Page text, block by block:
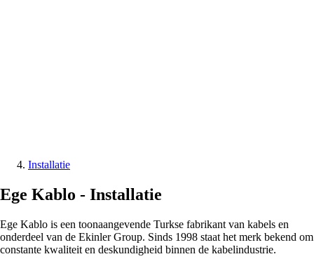
Installatie
Ege Kablo - Installatie
Ege Kablo is een toonaangevende Turkse fabrikant van kabels en
onderdeel van de Ekinler Group. Sinds 1998 staat het merk bekend om
constante kwaliteit en deskundigheid binnen de kabelindustrie.